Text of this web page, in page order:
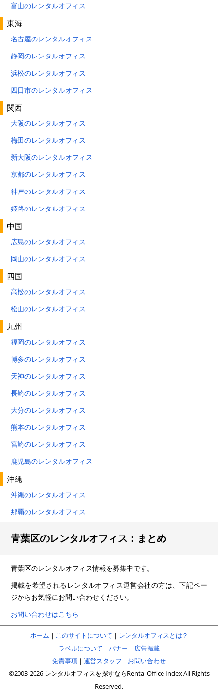
富山のレンタルオフィス
東海
名古屋のレンタルオフィス
静岡のレンタルオフィス
浜松のレンタルオフィス
四日市のレンタルオフィス
関西
大阪のレンタルオフィス
梅田のレンタルオフィス
新大阪のレンタルオフィス
京都のレンタルオフィス
神戸のレンタルオフィス
姫路のレンタルオフィス
中国
広島のレンタルオフィス
岡山のレンタルオフィス
四国
高松のレンタルオフィス
松山のレンタルオフィス
九州
福岡のレンタルオフィス
博多のレンタルオフィス
天神のレンタルオフィス
長崎のレンタルオフィス
大分のレンタルオフィス
熊本のレンタルオフィス
宮崎のレンタルオフィス
鹿児島のレンタルオフィス
沖縄
沖縄のレンタルオフィス
那覇のレンタルオフィス
青葉区のレンタルオフィス：まとめ
青葉区のレンタルオフィス情報を募集中です。
掲載を希望されるレンタルオフィス運営会社の方は、下記ペー
ジからお気軽にお問い合わせください。
お問い合わせはこちら
ホーム ｜ このサイトについて ｜ レンタルオフィスとは？
ラベルについて ｜ バナー ｜ 広告掲載
免責事項 ｜ 運営スタッフ ｜ お問い合わせ
©2003-2026 レンタルオフィスを探すならRental Office Index All Rights
Reserved.